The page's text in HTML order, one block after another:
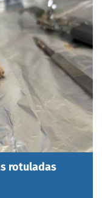
rotuladas